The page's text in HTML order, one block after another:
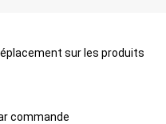
sur les produits
commande